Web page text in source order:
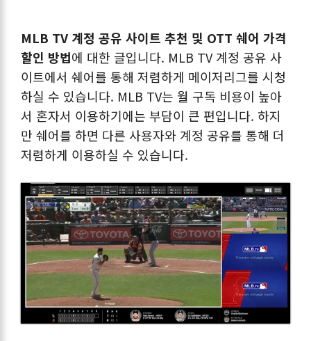
MLB TV 계정 공유 사이트 추천 및 OTT 쉐어 가격
할인 방법에 대한 글입니다. MLB TV 계정 공유 사
이트에서 쉐어를 통해 저렴하게 메이저리그를 시청
하실 수 있습니다. MLB TV는 월 구독 비용이 높아
서 혼자서 이용하기에는 부담이 큰 편입니다. 하지
만 쉐어를 하면 다른 사용자와 계정 공유를 통해 더
저렴하게 이용하실 수 있습니다.